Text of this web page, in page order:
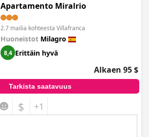
Apartamento Miralrio
2.7 mailia kohteesta Villafranca
Huoneistot Milagro
8,4 Erittäin hyvä
Alkaen 95 $
Tarkista saatavuus
$ +1